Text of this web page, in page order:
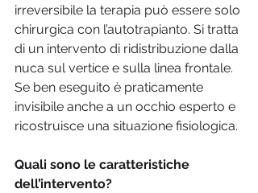
irreversibile la terapia può essere solo
chirurgica con l’autotrapianto. Si tratta
di un intervento di ridistribuzione dalla
nuca sul vertice e sulla linea frontale.
Se ben eseguito è praticamente
invisibile anche a un occhio esperto e
ricostruisce una situazione fisiologica.
Quali sono le caratteristiche
dell’intervento?